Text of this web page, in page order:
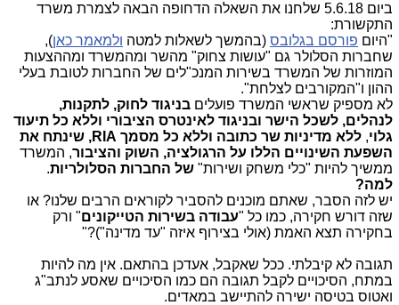
ביום 5.6.18 שלחנו את השאלה הדחופה הבאה לצמרת משרד
התקשורת:
"היום פורסם בגלובס(בהמשך לשאלות למטה ולמאמר כאן),
שחברות הסלולר גם "עושות צחוק" מהשר ומהמשרד ומההצעות
המוזרות של המשרד בשירות המנכ"לים של החברות לטובת בעלי
ההון ו"המקורבים לצלחת".
לא מספיק שראשי המשרד פועלים בניגוד לחוק, לתקנות,
לנהלים, לשכל הישר ובניגוד לאינטרס הציבורי וללא כל תיעוד
גלוי, ללא מדיניות שר כתובה וללא כל מסמך RIA, שינתח את
השפעת השינויים הללו על הרגולציה, השוק והציבור, המשרד
ממשיך להיות "כלי משחק ושירות" של החברות הסלולריות.
למה?
יש לזה הסבר, שאתם מוכנים להסביר לקוראים הרבים שלנו? או
שזה דורש חקירה, כמו כל "עבודה בשירות הטייקונים" ורק
בחקירה תצא האמת (אולי בצירוף איזה "עד מדינה")?"
תגובה לא קיבלתי. ככל שאקבל, אעדכן בהתאם. אין מה להיות
במתח, הסיכויים לקבל תגובה הם כמו הסיכויים שאסע לנתב"ג
ואטוס בטיסה ישירה להתיישב במאדים.